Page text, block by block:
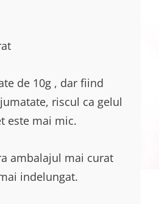
de 10g , dar fiind
riscul ca gelul
este mai mic.
ambalajul mai curat
indelungat.